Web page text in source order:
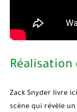
Réalisation
Zack Snyder livre
scène qui révèle